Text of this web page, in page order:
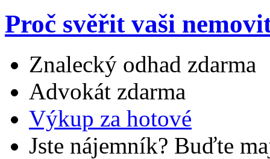
Proč svěřit vaši
Znalecký odhad zdarma
Advokát zdarma
Výkup za hotové
Jste nájemník? Buďte